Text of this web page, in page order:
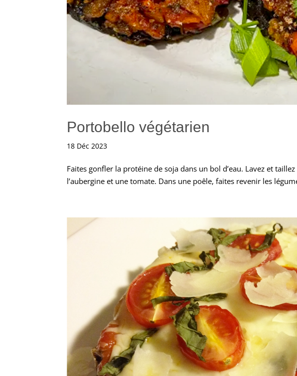
Portobello végétarien
18 Déc 2023
Faites gonfler la protéine de soja dans un bol d’eau. Lavez et
l’aubergine et une tomate. Dans une poêle, faites revenir les